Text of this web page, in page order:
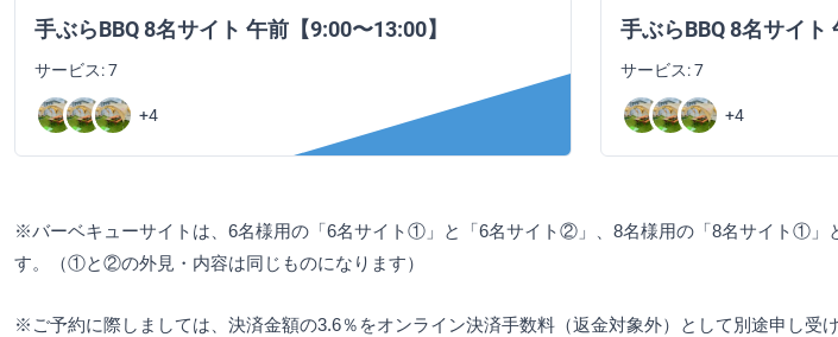
手ぶらBBQ 8名サイト 午前【9:00〜13:00】
サービス: 7
+4
手ぶらBBQ 8名サイト
サービス: 7
+4
※バーベキューサイトは、6名様用の「6名サイト①」と「6名サイト②」、8名様用の「8名サイト①」
す。（①と②の外見・内容は同じものになります）
※ご予約に際しましては、決済金額の3.6％をオンライン決済手数料（返金対象外）として別途申し受け